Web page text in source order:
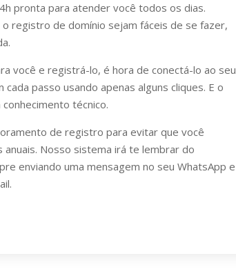
pronta para atender você todos os dias.
registro de domínio sejam fáceis de se fazer,
você e registrá-lo, é hora de conectá-lo ao seu
cada passo usando apenas alguns cliques. E o
técnico.
de registro para evitar que você
Nosso sistema irá te lembrar do
enviando uma mensagem no seu WhatsApp e